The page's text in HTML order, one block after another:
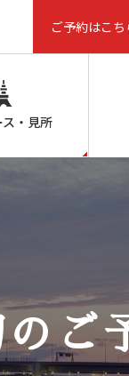
ご予約はこち
・見所
のご